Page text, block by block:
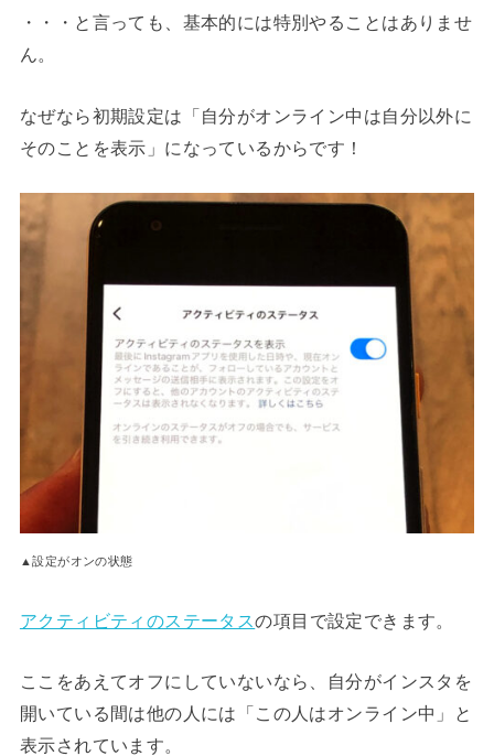
・・・と言っても、基本的には特別やることはありませ
ん。
なぜなら初期設定は「自分がオンライン中は自分以外に
そのことを表示」になっているからです！
▲設定がオンの状態
アクティビティのステータスの項目で設定できます。
ここをあえてオフにしていないなら、自分がインスタを
開いている間は他の人には「この人はオンライン中」と
表示されています。